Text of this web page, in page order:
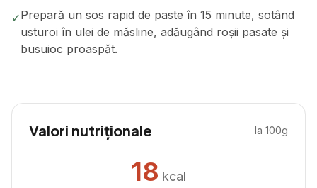
✓Prepară un sos rapid de paste în 15 minute, sotând
usturoi în ulei de măsline, adăugând roșii pasate și
busuioc proaspăt.
Valori nutriționale la 100g
18 kcal